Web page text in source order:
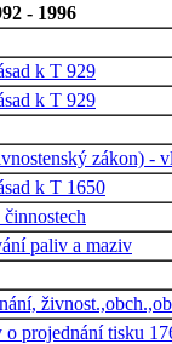
- 1996
k T 929
k T 929
zákon) -
k T 1650
paliv a maziv
o projednání tisku